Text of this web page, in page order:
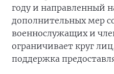
году и направленный
дополнительных мер
военнослужащих и
ограничивает круг
поддержка